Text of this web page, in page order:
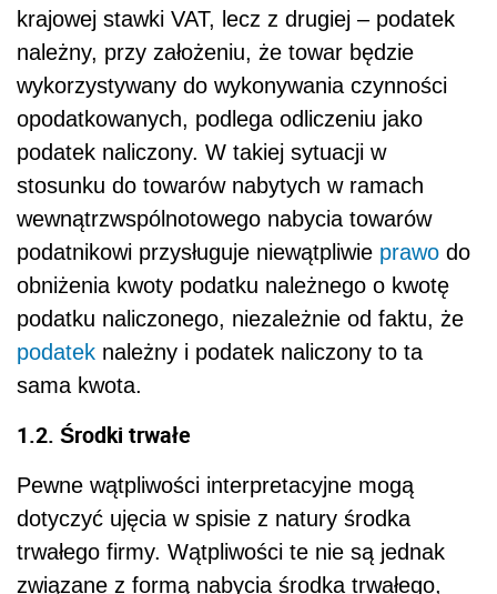
krajowej stawki VAT, lecz z drugiej – podatek
należny, przy założeniu, że towar będzie
wykorzystywany do wykonywania czynności
opodatkowanych, podlega odliczeniu jako
podatek naliczony. W takiej sytuacji w
stosunku do towarów nabytych w ramach
wewnątrzwspólnotowego nabycia towarów
podatnikowi przysługuje niewątpliwie prawo do
obniżenia kwoty podatku należnego o kwotę
podatku naliczonego, niezależnie od faktu, że
podatek należny i podatek naliczony to ta
sama kwota.
1.2. Środki trwałe
Pewne wątpliwości interpretacyjne mogą
dotyczyć ujęcia w spisie z natury środka
trwałego firmy. Wątpliwości te nie są jednak
związane z formą nabycia środka trwałego,